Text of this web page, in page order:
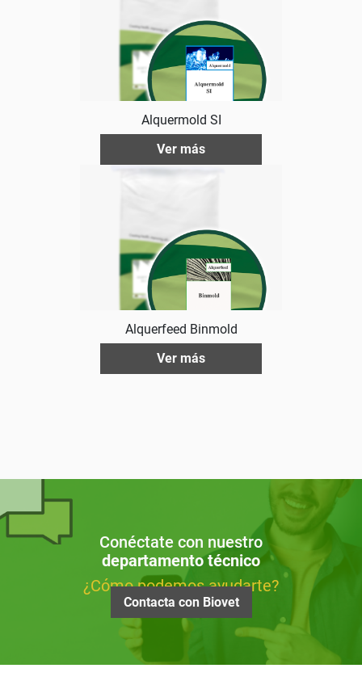
Alquermold SI
Ver más
Alquerfeed Binmold
Ver más
Conéctate con nuestro
departamento técnico
¿Cómo podemos ayudarte?
Contacta con Biovet